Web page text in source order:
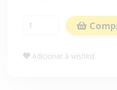
Adicionar à wishlist